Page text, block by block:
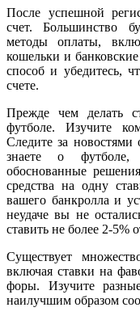
После успешной
счет. Большинство
методы оплаты,
кошельки и
способ и убедитесь,
счете.
Прежде чем делать
футболе. Изучите
Следите за
знаете о
обоснованные
средства на одну
вашего банкролла и
неудаче вы не
ставить не более 2-5%
Существует
включая ставки на
форы. Изучите
наилучшим образом